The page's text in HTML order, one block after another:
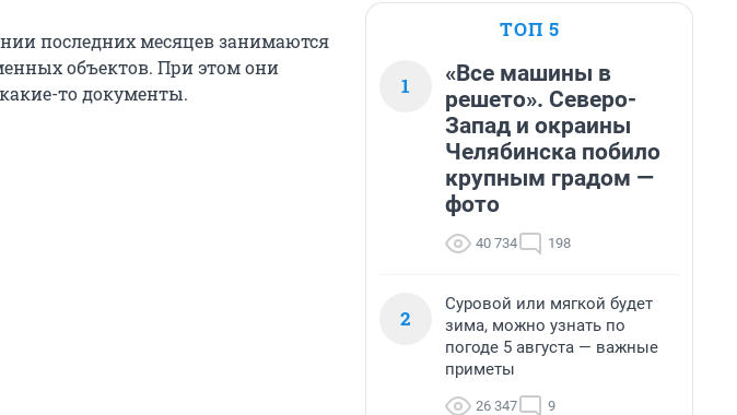
последних месяцев занимаются
объектов. При этом они
то документы.
ТОП 5
1
«Все машины в
решето». Северо-
Запад и окраины
Челябинска побило
крупным градом —
фото
40 734 198
2
Суровой или мягкой будет
зима, можно узнать по
погоде 5 августа — важные
приметы
26 347 9